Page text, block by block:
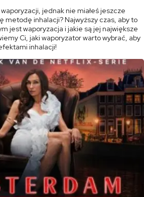
waporyzacji, jednak nie miałeś jeszcze
metodę inhalacji? Najwyższy czas, aby to
jest waporyzacja i jakie są jej największe
Ci, jaki waporyzator warto wybrać, aby
inhalacji!